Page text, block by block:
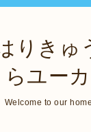
りきゅ
らユー
Welcome to our